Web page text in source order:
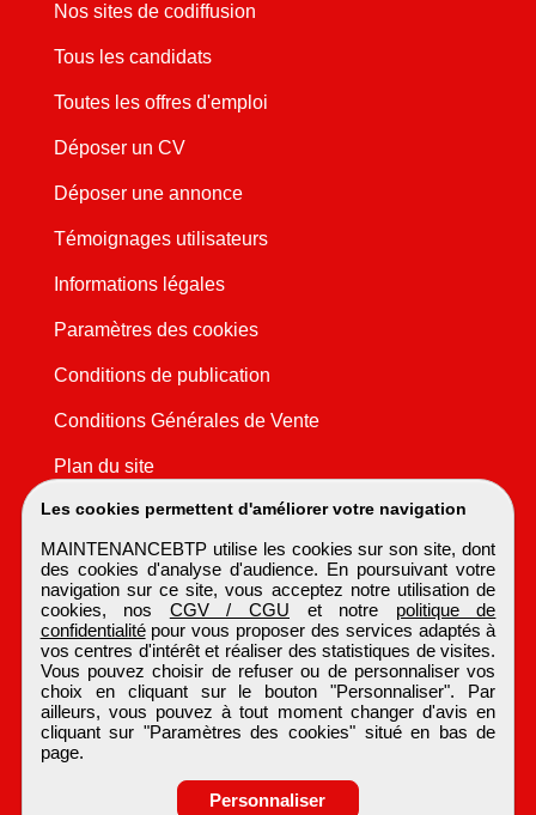
Les cookies permettent d'améliorer votre navigation
MAINTENANCEBTP utilise les cookies sur son site, dont
des cookies d'analyse d'audience. En poursuivant votre
navigation sur ce site, vous acceptez notre utilisation de
cookies, nos CGV / CGU et notre politique de
confidentialitépour vous proposer des services adaptés à
vos centres d'intérêt et réaliser des statistiques de visites.
Vous pouvez choisir de refuser ou de personnaliser vos
choix en cliquant sur le bouton "Personnaliser". Par
ailleurs, vous pouvez à tout moment changer d'avis en
cliquant sur "Paramètres des cookies" situé en bas de
page.
Personnaliser
Nos sites de codiffusion
Tous les candidats
Toutes les offres d'emploi
Déposer un CV
Déposer une annonce
Témoignages utilisateurs
Informations légales
Paramètres des cookies
Conditions de publication
Conditions Générales de Vente
Plan du site